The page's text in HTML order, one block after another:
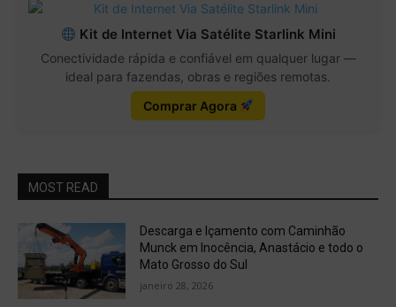
Kit de Internet Via Satélite Starlink Mini
Conectividade rápida e confiável em qualquer lugar —
ideal para fazendas, obras e regiões remotas.
Comprar Agora
MOST READ
Descarga e Içamento com Caminhão
Munck em Inocência, Anastácio e todo o
Mato Grosso do Sul
janeiro 28, 2026